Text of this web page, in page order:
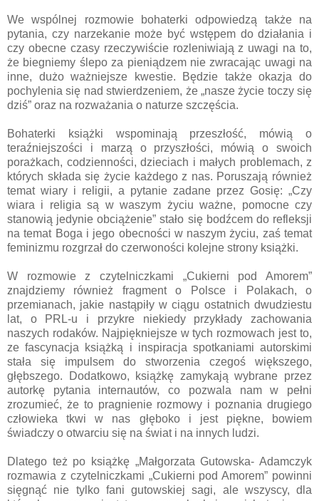
We wspólnej rozmowie bohaterki odpowiedzą także na
pytania, czy narzekanie może być wstępem do działania i
czy obecne czasy rzeczywiście rozleniwiają z uwagi na to,
że biegniemy ślepo za pieniądzem nie zwracając uwagi na
inne, dużo ważniejsze kwestie. Będzie także okazja do
pochylenia się nad stwierdzeniem, że „nasze życie toczy się
dziś” oraz na rozważania o naturze szczęścia.
Bohaterki książki wspominają przeszłość, mówią o
teraźniejszości i marzą o przyszłości, mówią o swoich
porażkach, codzienności, dzieciach i małych problemach, z
których składa się życie każdego z nas. Poruszają również
temat wiary i religii, a pytanie zadane przez Gosię: „Czy
wiara i religia są w waszym życiu ważne, pomocne czy
stanowią jedynie obciążenie” stało się bodźcem do refleksji
na temat Boga i jego obecności w naszym życiu, zaś temat
feminizmu rozgrzał do czerwoności kolejne strony książki.
W rozmowie z czytelniczkami „Cukierni pod Amorem”
znajdziemy również fragment o Polsce i Polakach, o
przemianach, jakie nastąpiły w ciągu ostatnich dwudziestu
lat, o PRL-u i przykre niekiedy przykłady zachowania
naszych rodaków. Najpiękniejsze w tych rozmowach jest to,
ze fascynacja książką i inspiracja spotkaniami autorskimi
stała się impulsem do stworzenia czegoś większego,
głębszego. Dodatkowo, książkę zamykają wybrane przez
autorkę pytania internautów, co pozwala nam w pełni
zrozumieć, że to pragnienie rozmowy i poznania drugiego
człowieka tkwi w nas głęboko i jest piękne, bowiem
świadczy o otwarciu się na świat i na innych ludzi.
Dlatego też po książkę „Małgorzata Gutowska- Adamczyk
rozmawia z czytelniczkami „Cukierni pod Amorem” powinni
sięgnąć nie tylko fani gutowskiej sagi, ale wszyscy, dla